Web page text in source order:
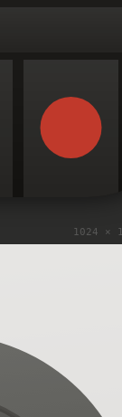
1024 ×